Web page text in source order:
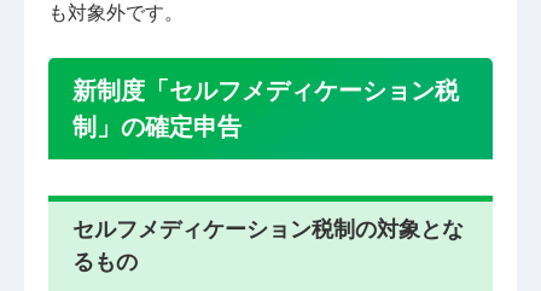
も対象外です。
新制度「セルフメディケーション税
制」の確定申告
セルフメディケーション税制の対象とな
るもの